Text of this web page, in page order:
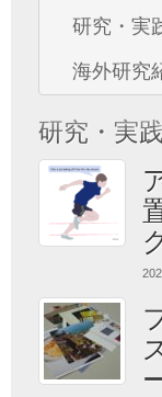
研究・実
海外研究
研究・実